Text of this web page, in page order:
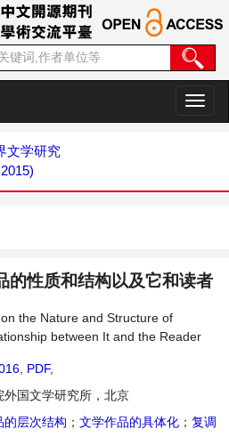
切
换
文学研究
的性质和结构以及它和读者
the Nature and Structure of
between It and the Reader
PDF,
外国文学研究所，北京
的层次结构 ； 文学作品的具体化 ； 复调